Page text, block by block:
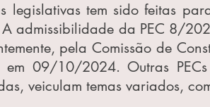
legislativas tem sido feitas
A admissibilidade da PEC 8/
pela Comissão de
em 09/10/2024. Outras
veiculam temas variados,